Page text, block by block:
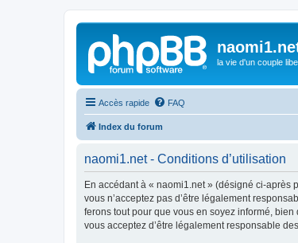
la vie d'un couple
Accès rapide FAQ
Index du forum
naomi1.net - Conditions d’utilisation
En accédant à « naomi1.net » (désigné ci-après
vous n’acceptez pas d’être légalement
ferons tout pour que vous en soyez informé,
vous acceptez d’être légalement responsable